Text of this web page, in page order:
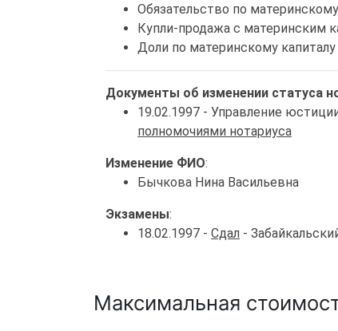
Обязательство по
Купли-продажа с материнским
Доли по материнскому капиталу
Документы об изменении статуса
19.02.1997 - Управление
полномочиями нотариуса
Изменение ФИО:
Бычкова Нина Васильевна
Экзамены:
18.02.1997 - Сдал -
Максимальная